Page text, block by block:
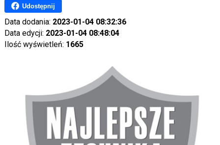
Udostępnij
Data dodania: 2023-01-04 08:32:36
Data edycji: 2023-01-04 08:48:04
Ilość wyświetleń: 1665